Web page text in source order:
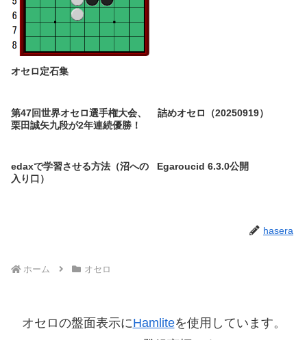
オセロ定石集
第47回世界オセロ選手権大会、
栗田誠矢九段が2年連続優勝！
詰めオセロ（20250919）
edaxで学習させる方法（沼への
入り口）
Egaroucid 6.3.0公開
hasera
ホーム オセロ
オセロの盤面表示にHamliteを使用しています。